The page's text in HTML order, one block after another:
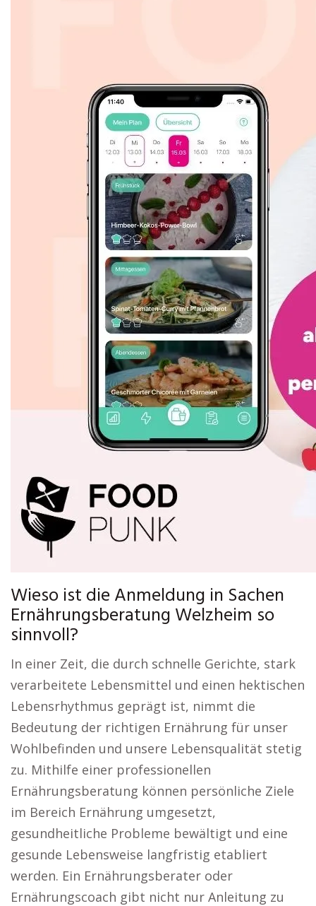
Wieso ist die Anmeldung in Sachen
Ernährungsberatung Welzheim so
sinnvoll?
In einer Zeit, die durch schnelle Gerichte, stark
verarbeitete Lebensmittel und einen hektischen
Lebensrhythmus geprägt ist, nimmt die
Bedeutung der richtigen Ernährung für unser
Wohlbefinden und unsere Lebensqualität stetig
zu. Mithilfe einer professionellen
Ernährungsberatung können persönliche Ziele
im Bereich Ernährung umgesetzt,
gesundheitliche Probleme bewältigt und eine
gesunde Lebensweise langfristig etabliert
werden. Ein Ernährungsberater oder
Ernährungscoach gibt nicht nur Anleitung zu